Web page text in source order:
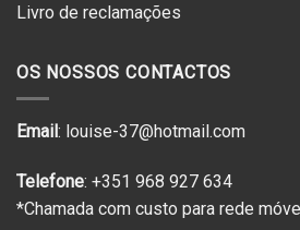
Livro de reclamações
OS NOSSOS CONTACTOS
Email : louise-37@hotmail.com
Telefone: +351 968 927 634
*Chamada com custo para rede